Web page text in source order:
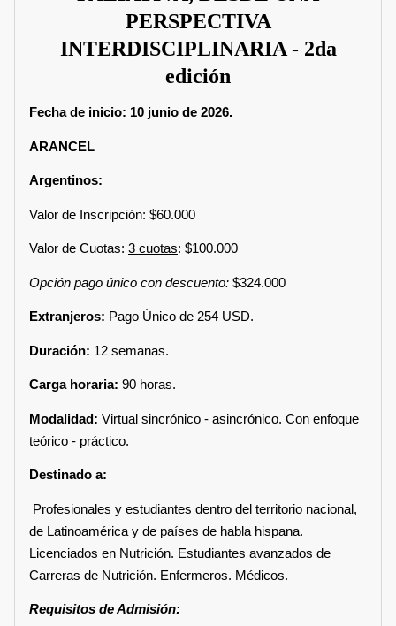
PERSPECTIVA
INTERDISCIPLINARIA - 2da
edición
Fecha de inicio: 10 junio de 2026.
ARANCEL
Argentinos:
Valor de Inscripción: $60.000
Valor de Cuotas: 3 cuotas: $100.000
Opción pago único con descuento: $324.000
Extranjeros: Pago Único de 254 USD.
Duración: 12 semanas.
Carga horaria: 90 horas.
Modalidad: Virtual sincrónico - asincrónico. Con enfoque
teórico - práctico.
Destinado a:
Profesionales y estudiantes dentro del territorio nacional,
de Latinoamérica y de países de habla hispana.
Licenciados en Nutrición. Estudiantes avanzados de
Carreras de Nutrición. Enfermeros. Médicos.
Requisitos de Admisión: